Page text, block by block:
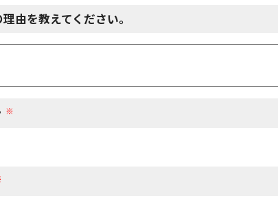
由を教えてください。
※